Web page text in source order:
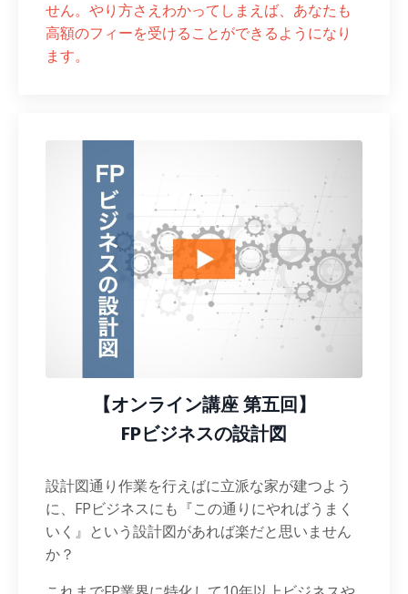
せん。やり方さえわかってしまえば、あなたも
高額のフィーを受けることができるようになり
ます。
【オンライン講座 第五回】
FPビジネスの設計図
設計図通り作業を行えばに立派な家が建つよう
に、FPビジネスにも『この通りにやればうまく
いく』という設計図があれば楽だと思いません
か？